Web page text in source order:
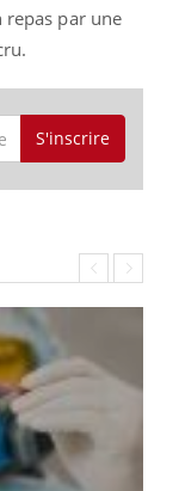
repas par une
S'inscrire